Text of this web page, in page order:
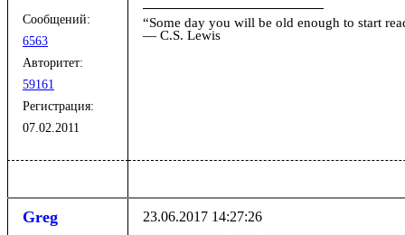
Сообщений:
6563
Авторитет:
59161
Регистрация:
07.02.2011
“Some day you will be old enough to start
― C.S. Lewis
Greg 23.06.2017 14:27:26